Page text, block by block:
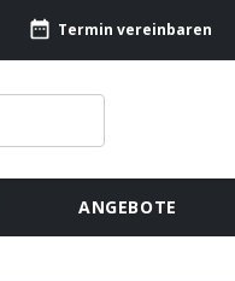
Termin vereinbaren
ANGEBOTE